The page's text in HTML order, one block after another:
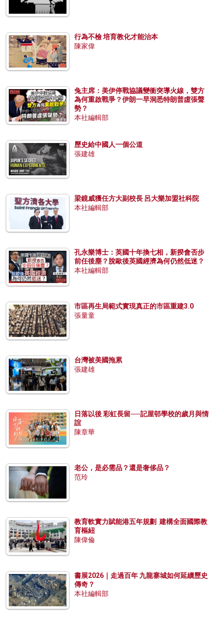
行為不檢 培育教化才能治本
陳家偉
兔主席：美伊停戰協議變衝突導火線，雙方
為何重啟戰爭？伊朗一早洞悉特朗普虛張聲
勢？
本社編輯部
歷史給中國人一個公道
張建雄
梁鏡威獲任方大副校長 呂大樂加盟社科院
本社編輯部
孔永樂博士：英國十年換七相，新揆會否步
前任後塵？脫歐後英國經濟為何仍然低迷？
本社編輯部
市區再生局範式實現真正的市區重建3.0
張量童
台灣被美國拖累
張建雄
日落以後 彩虹長留──記屋邨學校的歲月與情
誼
陳章華
老公，是必需品？還是奢侈品？
范玲
教育軟實力賦能港五年規劃 建構全面國際教
育樞紐
陳偉倫
書展2026｜走過百年 九龍寨城如何延續歷史
傳奇？
本社編輯部